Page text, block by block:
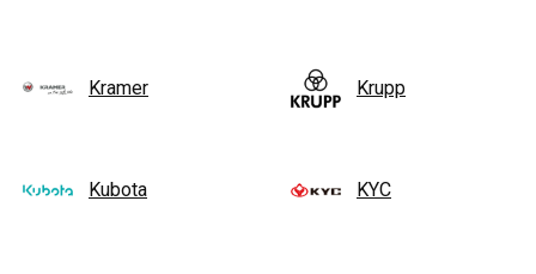
Kramer Krupp
Kubota KYC